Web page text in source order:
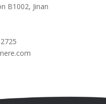
B1002, Jinan